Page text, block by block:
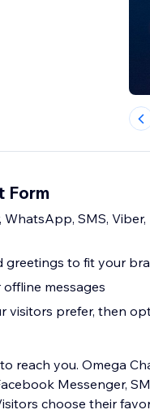
Form
SMS, Viber,
greetings to fit your
messages
visitors prefer, then
reach you. Omega
Messenger,
choose their